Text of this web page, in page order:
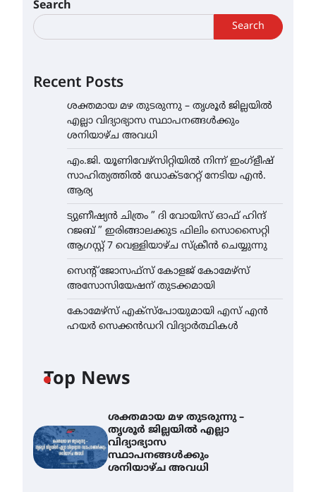
Search
Search
Recent Posts
ശക്തമായ മഴ തുടരുന്നു – തൃശൂർ ജില്ലയിൽ
എല്ലാ വിദ്യാഭ്യാസ സ്ഥാപനങ്ങൾക്കും
ശനിയാഴ്ച അവധി
എം.ജി. യൂണിവേഴ്‌സിറ്റിയിൽ നിന്ന് ഇംഗ്ളീഷ്
സാഹിത്യത്തിൽ ഡോക്ടറേറ്റ് നേടിയ എൻ.
ആര്യ
ട്യുണീഷ്യൻ ചിത്രം ” ദി വോയിസ് ഓഫ് ഹിന്ദ്
റജബ് ” ഇരിങ്ങാലക്കുട ഫിലിം സൊസൈറ്റി
ആഗസ്റ്റ് 7 വെള്ളിയാഴ്ച സ്‌ക്രീൻ ചെയ്യുന്നു
സെന്റ് ജോസഫ്സ് കോളജ് കോമേഴ്‌സ്
അസോസിയേഷന് തുടക്കമായി
കോമേഴ്സ് എക്സ്പോയുമായി എസ് എൻ
ഹയർ സെക്കൻഡറി വിദ്യാർത്ഥികൾ
Top News
ശക്തമായ മഴ തുടരുന്നു –
തൃശൂർ ജില്ലയിൽ എല്ലാ
വിദ്യാഭ്യാസ
സ്ഥാപനങ്ങൾക്കും
ശനിയാഴ്ച അവധി